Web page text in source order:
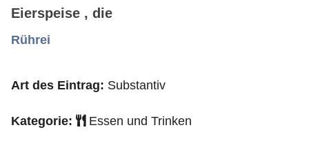
A B
J K L M N
Eierspeise , die
Rührei
Art des Eintrag: Substantiv
Kategorie: Essen und Trinken